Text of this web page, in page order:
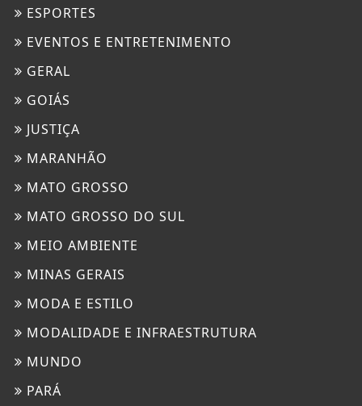
ESPORTES
EVENTOS E ENTRETENIMENTO
GERAL
GOIÁS
JUSTIÇA
MARANHÃO
MATO GROSSO
MATO GROSSO DO SUL
MEIO AMBIENTE
MINAS GERAIS
MODA E ESTILO
MODALIDADE E INFRAESTRUTURA
MUNDO
PARÁ